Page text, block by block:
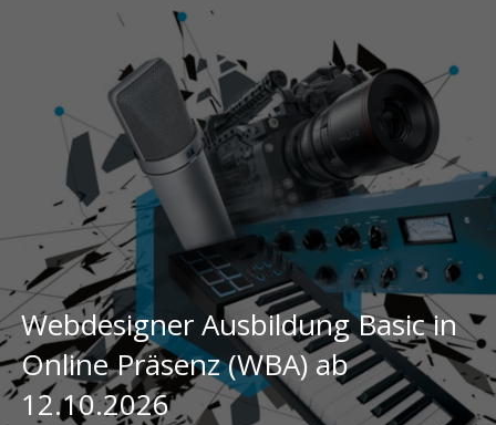
Webdesigner Ausbildung Basic in
Online Präsenz (WBA) ab
12.10.2026